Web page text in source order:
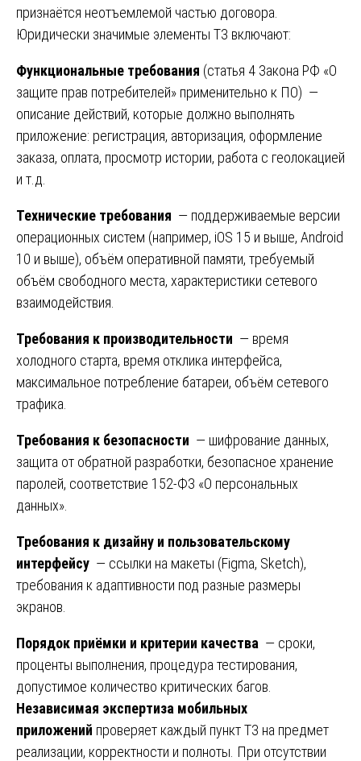
признаётся неотъемлемой частью договора.
Юридически значимые элементы ТЗ включают:
Функциональные требования (статья 4 Закона РФ «О
защите прав потребителей» применительно к ПО) —
описание действий, которые должно выполнять
приложение: регистрация, авторизация, оформление
заказа, оплата, просмотр истории, работа с геолокацией
и т.д.
Технические требования — поддерживаемые версии
операционных систем (например, iOS 15 и выше, Android
10 и выше), объём оперативной памяти, требуемый
объём свободного места, характеристики сетевого
взаимодействия.
Требования к производительности — время
холодного старта, время отклика интерфейса,
максимальное потребление батареи, объём сетевого
трафика.
Требования к безопасности — шифрование данных,
защита от обратной разработки, безопасное хранение
паролей, соответствие 152-ФЗ «О персональных
данных».
Требования к дизайну и пользовательскому
интерфейсу — ссылки на макеты (Figma, Sketch),
требования к адаптивности под разные размеры
экранов.
Порядок приёмки и критерии качества — сроки,
проценты выполнения, процедура тестирования,
допустимое количество критических багов.
Независимая экспертиза мобильных
приложений проверяет каждый пункт ТЗ на предмет
реализации, корректности и полноты. При отсутствии